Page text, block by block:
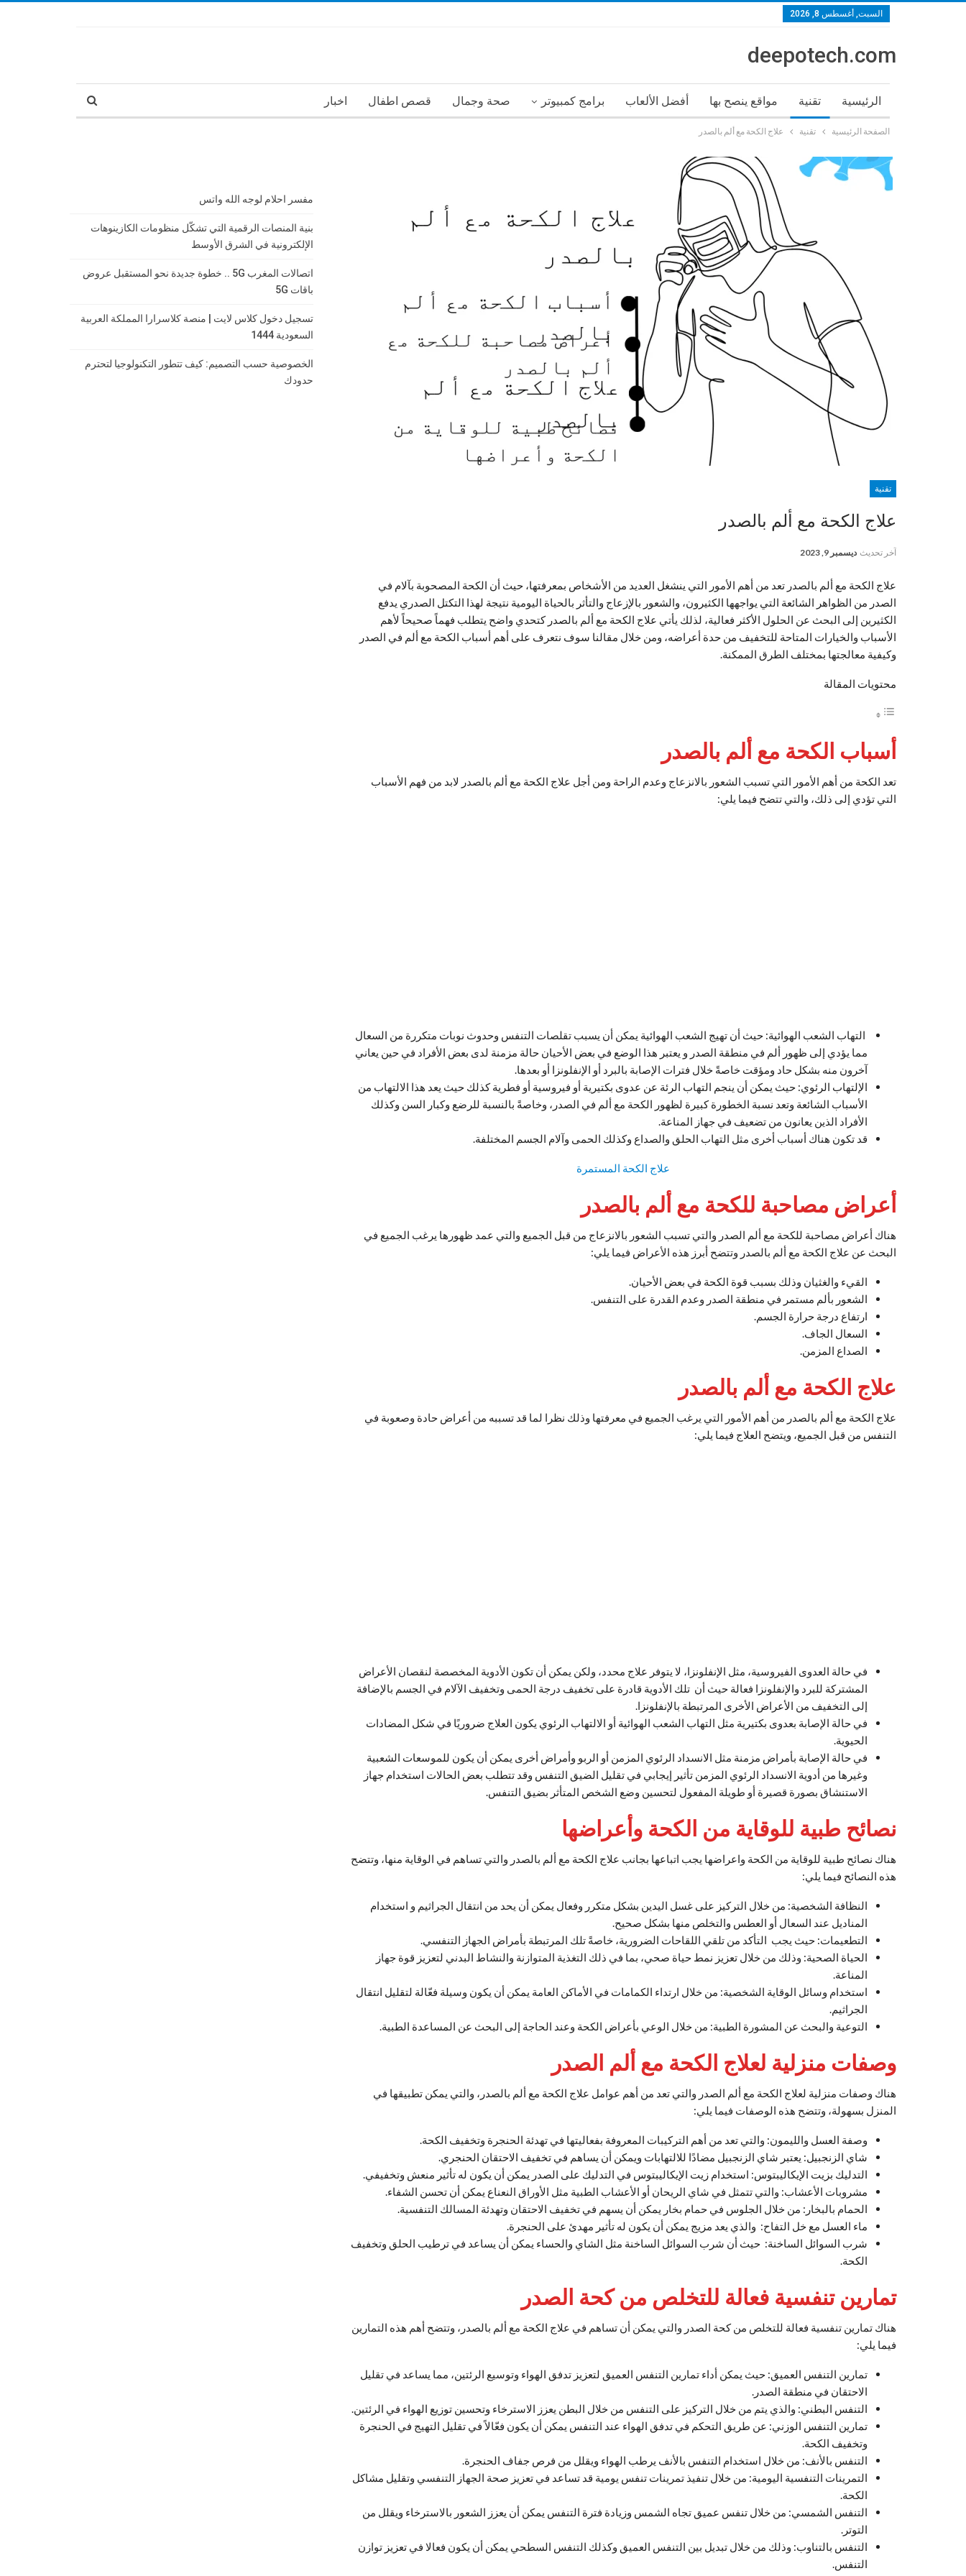
السبت, أغسطس 8, 2026
deepotech.com
الرئيسية تقنية مواقع ينصح بها أفضل الألعاب برامج كمبيوتر صحة وجمال قصص اطفال اخبار
الصفحة الرئيسية تقنية علاج الكحة مع ألم بالصدر
تقنية
علاج الكحة مع ألم بالصدر
آخر تحديث ديسمبر 9, 2023
علاج الكحة مع ألم بالصدر تعد من أهم الأمور التي ينشغل العديد من الأشخاص بمعرفتها، حيث أن الكحة المصحوبة بآلام في
الصدر من الظواهر الشائعة التي يواجهها الكثيرون، والشعور بالإزعاج والتأثر بالحياة اليومية نتيجة لهذا التكتل الصدري يدفع
الكثيرين إلى البحث عن الحلول الأكثر فعالية، لذلك يأتي علاج الكحة مع ألم بالصدر كتحدي واضح يتطلب فهماً صحيحاً لأهم
الأسباب والخيارات المتاحة للتخفيف من حدة أعراضه، ومن خلال مقالنا سوف نتعرف على أهم أسباب الكحة مع ألم في الصدر
وكيفية معالجتها بمختلف الطرق الممكنة.
محتويات المقالة
أسباب الكحة مع ألم بالصدر
تعد الكحة من أهم الأمور التي تسبب الشعور بالانزعاج وعدم الراحة ومن أجل علاج الكحة مع ألم بالصدر لابد من فهم الأسباب
التي تؤدي إلى ذلك، والتي تتضح فيما يلي:
التهاب الشعب الهوائية: حيث أن تهيج الشعب الهوائية يمكن أن يسبب تقلصات التنفس وحدوث نوبات متكررة من السعال
مما يؤدي إلى ظهور ألم في منطقة الصدر و يعتبر هذا الوضع في بعض الأحيان حالة مزمنة لدى بعض الأفراد في حين يعاني
آخرون منه بشكل حاد ومؤقت خاصةً خلال فترات الإصابة بالبرد أو الإنفلونزا أو بعدها.
الإلتهاب الرئوي: حيث يمكن أن ينجم التهاب الرئة عن عدوى بكتيرية أو فيروسية أو فطرية كذلك حيث يعد هذا الالتهاب من
الأسباب الشائعة وتعد نسبة الخطورة كبيرة لظهور الكحة مع ألم في الصدر، وخاصةً بالنسبة للرضع وكبار السن وكذلك
الأفراد الذين يعانون من تضعيف في جهاز المناعة.
قد تكون هناك أسباب أخرى مثل التهاب الحلق والصداع وكذلك الحمى وآلام الجسم المختلفة.
علاج الكحة المستمرة
أعراض مصاحبة للكحة مع ألم بالصدر
هناك أعراض مصاحبة للكحة مع ألم الصدر والتي تسبب الشعور بالانزعاج من قبل الجميع والتي عمد ظهورها يرغب الجميع في
البحث عن علاج الكحة مع ألم بالصدر وتتضح أبرز هذه الأعراض فيما يلي:
القيء والغثيان وذلك بسبب قوة الكحة في بعض الأحيان.
الشعور بألم مستمر في منطقة الصدر وعدم القدرة على التنفس.
ارتفاع درجة حرارة الجسم.
السعال الجاف.
الصداع المزمن.
علاج الكحة مع ألم بالصدر
علاج الكحة مع ألم بالصدر من أهم الأمور التي يرغب الجميع في معرفتها وذلك نظرا لما قد تسببه من أعراض حادة وصعوبة في
التنفس من قبل الجميع، ويتضح العلاج فيما يلي:
في حالة العدوى الفيروسية، مثل الإنفلونزا، لا يتوفر علاج محدد، ولكن يمكن أن تكون الأدوية المخصصة لنقصان الأعراض
المشتركة للبرد والإنفلونزا فعالة حيث أن تلك الأدوية قادرة على تخفيف درجة الحمى وتخفيف الآلام في الجسم بالإضافة
إلى التخفيف من الأعراض الأخرى المرتبطة بالإنفلونزا.
في حالة الإصابة بعدوى بكتيرية مثل التهاب الشعب الهوائية أو الالتهاب الرئوي يكون العلاج ضروريًا في شكل المضادات
الحيوية.
في حالة الإصابة بأمراض مزمنة مثل الانسداد الرئوي المزمن أو الربو وأمراض أخرى يمكن أن يكون للموسعات الشعبية
وغيرها من أدوية الانسداد الرئوي المزمن تأثير إيجابي في تقليل الضيق التنفس وقد تتطلب بعض الحالات استخدام جهاز
الاستنشاق بصورة قصيرة أو طويلة المفعول لتحسين وضع الشخص المتأثر بضيق التنفس.
نصائح طبية للوقاية من الكحة وأعراضها
هناك نصائح طبية للوقاية من الكحة واعراضها يجب اتباعها بجانب علاج الكحة مع ألم بالصدر والتي تساهم في الوقاية منها، وتتضح
هذه النصائح فيما يلي:
النظافة الشخصية: من خلال التركيز على غسل اليدين بشكل متكرر وفعال يمكن أن يحد من انتقال الجراثيم و استخدام
المناديل عند السعال أو العطس والتخلص منها بشكل صحيح.
التطعيمات: حيث يجب التأكد من تلقي اللقاحات الضرورية، خاصةً تلك المرتبطة بأمراض الجهاز التنفسي.
الحياة الصحية: وذلك من خلال تعزيز نمط حياة صحي، بما في ذلك التغذية المتوازنة والنشاط البدني لتعزيز قوة جهاز
المناعة.
استخدام وسائل الوقاية الشخصية: من خلال ارتداء الكمامات في الأماكن العامة يمكن أن يكون وسيلة فعّالة لتقليل انتقال
الجراثيم.
التوعية والبحث عن المشورة الطبية: من خلال الوعي بأعراض الكحة وعند الحاجة إلى البحث عن المساعدة الطبية.
وصفات منزلية لعلاج الكحة مع ألم الصدر
هناك وصفات منزلية لعلاج الكحة مع ألم الصدر والتي تعد من أهم عوامل علاج الكحة مع ألم بالصدر، والتي يمكن تطبيقها في
المنزل بسهولة، وتتضح هذه الوصفات فيما يلي:
وصفة العسل والليمون: والتي تعد من أهم التركيبات المعروفة بفعاليتها في تهدئة الحنجرة وتخفيف الكحة.
شاي الزنجبيل: يعتبر شاي الزنجبيل مضادًا للالتهابات ويمكن أن يساهم في تخفيف الاحتقان الحنجري.
التدليك بزيت الإيكاليبتوس: استخدام زيت الإيكاليبتوس في التدليك على الصدر يمكن أن يكون له تأثير منعش وتخفيفي.
مشروبات الأعشاب: والتي تتمثل في شاي الريحان أو الأعشاب الطبية مثل الأوراق النعناع يمكن أن تحسن الشفاء.
الحمام بالبخار: من خلال الجلوس في حمام بخار يمكن أن يسهم في تخفيف الاحتقان وتهدئة المسالك التنفسية.
ماء العسل مع خل التفاح: والذي يعد مزيج يمكن أن يكون له تأثير مهدئ على الحنجرة.
شرب السوائل الساخنة: حيث أن شرب السوائل الساخنة مثل الشاي والحساء يمكن أن يساعد في ترطيب الحلق وتخفيف
الكحة.
تمارين تنفسية فعالة للتخلص من كحة الصدر
هناك تمارين تنفسية فعالة للتخلص من كحة الصدر والتي يمكن أن تساهم في علاج الكحة مع ألم بالصدر، وتتضح أهم هذه التمارين
فيما يلي:
تمارين التنفس العميق: حيث يمكن أداء تمارين التنفس العميق لتعزيز تدفق الهواء وتوسيع الرئتين، مما يساعد في تقليل
الاحتقان في منطقة الصدر.
التنفس البطني: والذي يتم من خلال التركيز على التنفس من خلال البطن يعزز الاسترخاء وتحسين توزيع الهواء في الرئتين.
تمارين التنفس الوزني: عن طريق التحكم في تدفق الهواء عند التنفس يمكن أن يكون فعّالاً في تقليل التهيج في الحنجرة
وتخفيف الكحة.
التنفس بالأنف: من خلال استخدام التنفس بالأنف يرطب الهواء ويقلل من فرص جفاف الحنجرة.
التمرينات التنفسية اليومية: من خلال تنفيذ تمرينات تنفس يومية قد تساعد في تعزيز صحة الجهاز التنفسي وتقليل مشاكل
الكحة.
التنفس الشمسي: من خلال تنفس عميق تجاه الشمس وزيادة فترة التنفس يمكن أن يعزز الشعور بالاسترخاء ويقلل من
التوتر.
التنفس بالتناوب: وذلك من خلال تبديل بين التنفس العميق وكذلك التنفس السطحي يمكن أن يكون فعالا في تعزيز توازن
التنفس.
مفسر احلام لوجه الله واتس
بنية المنصات الرقمية التي تشكّل منظومات الكازينوهات
الإلكترونية في الشرق الأوسط
اتصالات المغرب 5G .. خطوة جديدة نحو المستقبل عروض
باقات 5G
تسجيل دخول كلاس لايت | منصة كلاسرارا المملكة العربية
السعودية 1444
الخصوصية حسب التصميم: كيف تتطور التكنولوجيا لتحترم
حدودك